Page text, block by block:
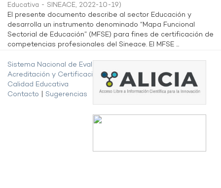
Educativa - SINEACE, 2022-10-19)
El presente documento describe al sector Educación y
desarrolla un instrumento denominado “Mapa Funcional
Sectorial de Educación” (MFSE) para fines de certificación de
competencias profesionales del Sineace. El MFSE ...
Sistema Nacional de Evaluación,
Acreditación y Certificación de la
Calidad Educativa
Contacto
Sugerencias